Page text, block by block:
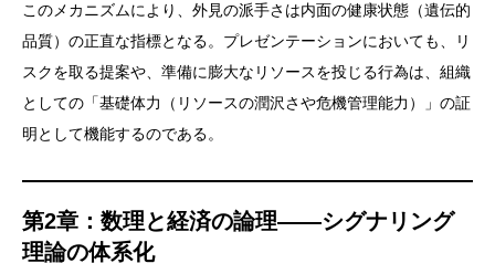
このメカニズムにより、外見の派手さは内面の健康状態（遺伝的
品質）の正直な指標となる。プレゼンテーションにおいても、リ
スクを取る提案や、準備に膨大なリソースを投じる行為は、組織
としての「基礎体力（リソースの潤沢さや危機管理能力）」の証
明として機能するのである。
第2章：数理と経済の論理——シグナリング
理論の体系化